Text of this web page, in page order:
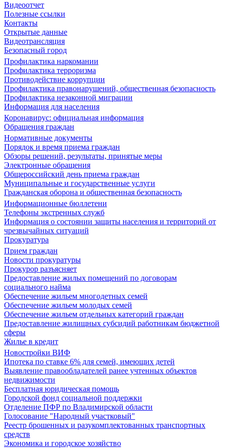
Видеоотчет
Полезные ссылки
Контакты
Открытые данные
Видеотрансляция
Безопасный город
Профилактика наркомании
Профилактика терроризма
Противодействие коррупции
Профилактика правонарушений, общественная безопасность
Профилактика незаконной миграции
Информация для населения
Коронавирус: официальная информация
Обращения граждан
Нормативные документы
Порядок и время приема граждан
Обзоры решений, результаты, принятые меры
Электронные обращения
Общероссийский день приема граждан
Муниципальные и государственные услуги
Гражданская оборона и общественная безопасность
Информационные бюллетени
Телефоны экстренных служб
Информация о состоянии защиты населения и территорий от
чрезвычайных ситуаций
Прокуратура
Прием граждан
Новости прокуратуры
Прокурор разъясняет
Предоставление жилых помещений по договорам
социального найма
Обеспечение жильем многодетных семей
Обеспечение жильем молодых семей
Обеспечение жильем отдельных категорий граждан
Предоставление жилищных субсидий работникам бюджетной
сферы
Жилье в кредит
Новостройки ВИФ
Ипотека по ставке 6% для семей, имеющих детей
Выявление правообладателей ранее учтенных объектов
недвижимости
Бесплатная юридическая помощь
Городской фонд социальной поддержки
Отделение ПФР по Владимирской области
Голосование "Народный участковый"
Реестр брошенных и разукомплектованных транспортных
средств
Экономика и городское хозяйство